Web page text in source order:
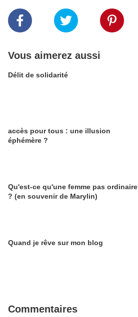
Vous aimerez aussi
Délit de solidarité
accès pour tous : une illusion
éphémère ?
Qu'est-ce qu'une femme pas ordinaire
? (en souvenir de Marylin)
Quand je rêve sur mon blog
Commentaires